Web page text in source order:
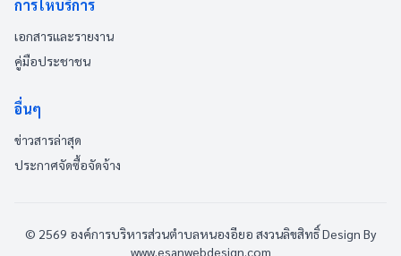
การให้บริการ
เอกสารและรายงาน
คู่มือประชาชน
อื่นๆ
ข่าวสารล่าสุด
ประกาศจัดซื้อจัดจ้าง
© 2569 องค์การบริหารส่วนตำบลหนองอียอ สงวนลิขสิทธิ์Design By
www.esanwebdesign.com